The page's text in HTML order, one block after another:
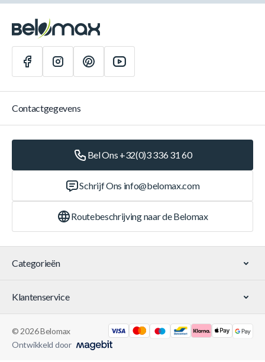
Categorieën
Klantenservice
Contactgegevens
Bel Ons +32(0)3 336 31 60
Schrijf Ons info@belomax.com
Routebeschrijving naar de Belomax
© 2026 Belomax
Ontwikkeld door